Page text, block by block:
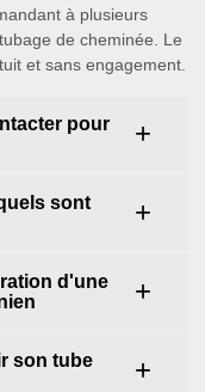
à plusieurs
de cheminée. Le
et sans engagement.
pour
sont
d'une
son tube